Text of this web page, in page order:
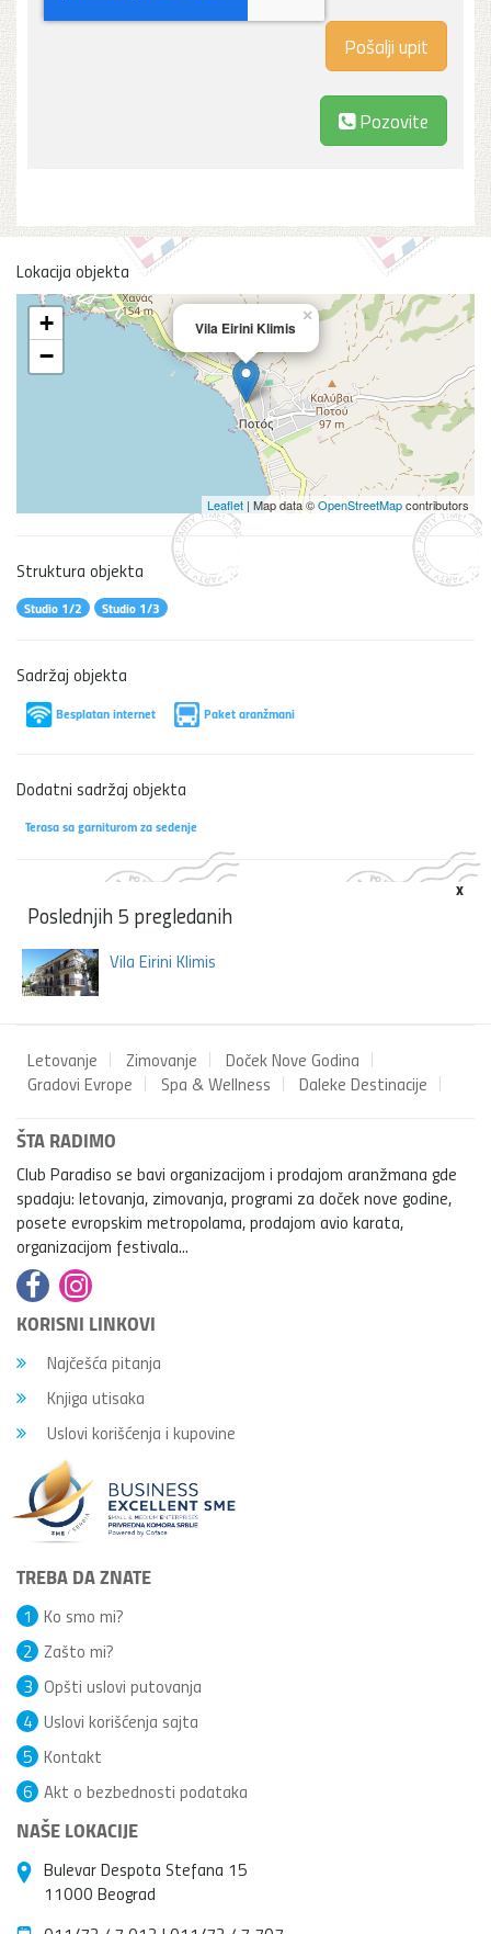
Pozovite
Lokacija objekta
Vila Eirini Klimis
×
+
−
Leaflet | Map data ©OpenStreetMapcontributors
Struktura objekta
Studio 1/2 Studio 1/3
Sadržaj objekta
Besplatan internet Paket aranžmani
Dodatni sadržaj objekta
Terasa sa garniturom za sedenje
x
Poslednjih 5 pregledanih
Vila Eirini Klimis
Letovanje Zimovanje
Doček Nove Godina
Gradovi Evrope
Spa & Wellness Daleke Destinacije
ŠTA RADIMO
Club Paradiso se bavi organizacijom i prodajom aranžmana gde
spadaju: letovanja, zimovanja, programi za doček nove godine,
posete evropskim metropolama, prodajom avio karata,
organizacijom festivala...
KORISNI LINKOVI
Najčešća pitanja
Knjiga utisaka
Uslovi korišćenja i kupovine
TREBA DA ZNATE
Ko smo mi?
1
Zašto mi?
2
Opšti uslovi putovanja
3
Uslovi korišćenja sajta
4
Kontakt
5
Akt o bezbednosti podataka
6
NAŠE LOKACIJE
Bulevar Despota Stefana 15
11000 Beograd